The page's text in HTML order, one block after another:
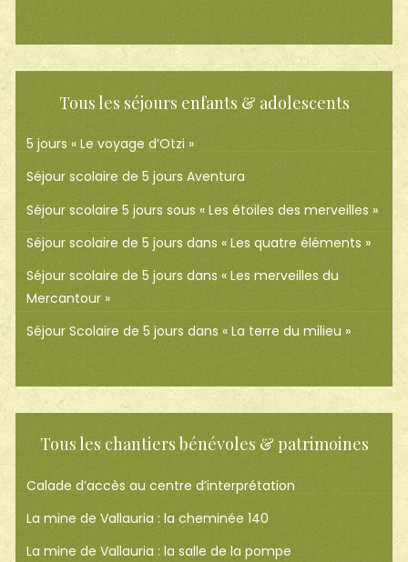
Tous les séjours enfants & adolescents
5 jours « Le voyage d’Otzi »
Séjour scolaire de 5 jours Aventura
Séjour scolaire 5 jours sous « Les étoiles des merveilles »
Séjour scolaire de 5 jours dans « Les quatre éléments »
Séjour scolaire de 5 jours dans « Les merveilles du
Mercantour »
Séjour Scolaire de 5 jours dans « La terre du milieu »
Tous les chantiers bénévoles & patrimoines
Calade d’accès au centre d’interprétation
La mine de Vallauria : la cheminée 140
La mine de Vallauria : la salle de la pompe